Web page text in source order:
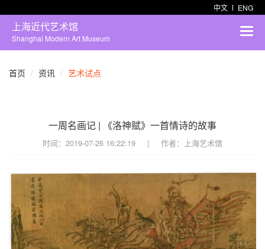
中文 ENG
上海近代艺术馆
Shanghai Modern Art Museum
首页 资讯 艺术试点
一周名画记 | 《洛神赋》一首情诗的故事
时间： 2019-07-26 16:22:19 | 作者： 上海艺术馆